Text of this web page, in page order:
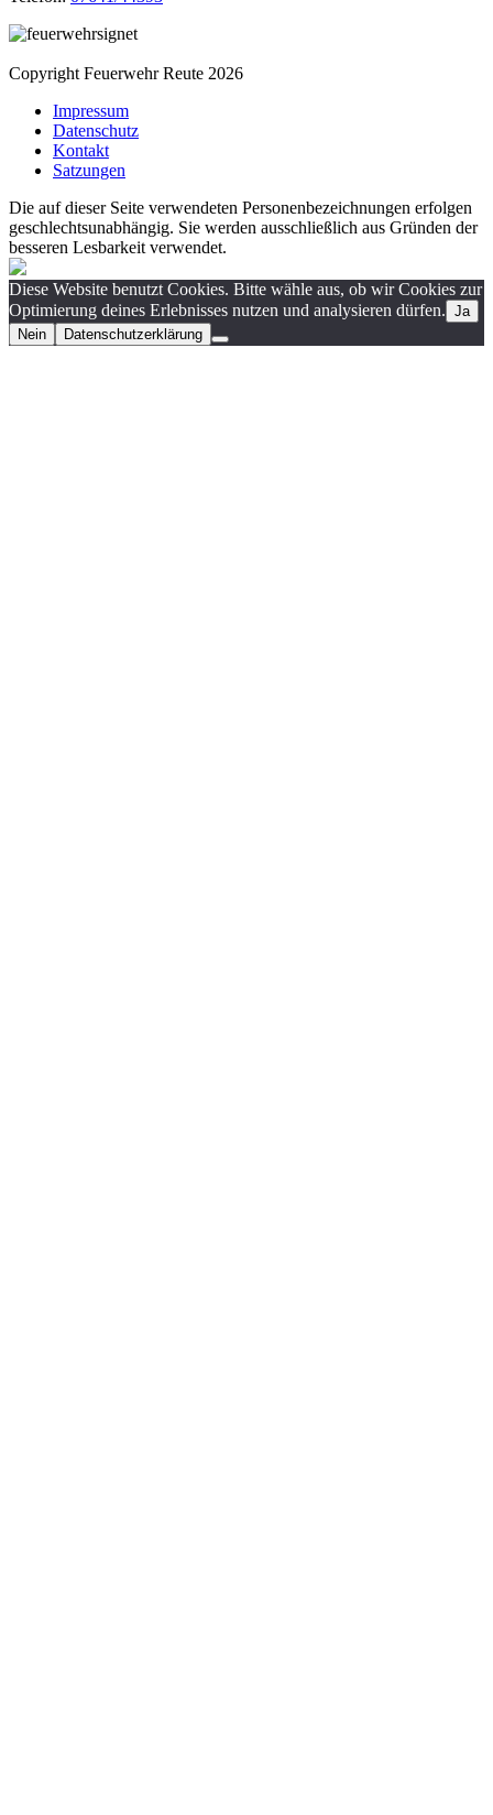
Copyright Feuerwehr Reute 2026
Impressum
Datenschutz
Kontakt
Satzungen
Die auf dieser Seite verwendeten Personenbezeichnungen erfolgen
geschlechtsunabhängig. Sie werden ausschließlich aus Gründen der
besseren Lesbarkeit verwendet.
Diese Website benutzt Cookies. Bitte wähle aus, ob wir Cookies zur
Optimierung deines Erlebnisses nutzen und analysieren dürfen. Ja
Nein
Datenschutzerklärung